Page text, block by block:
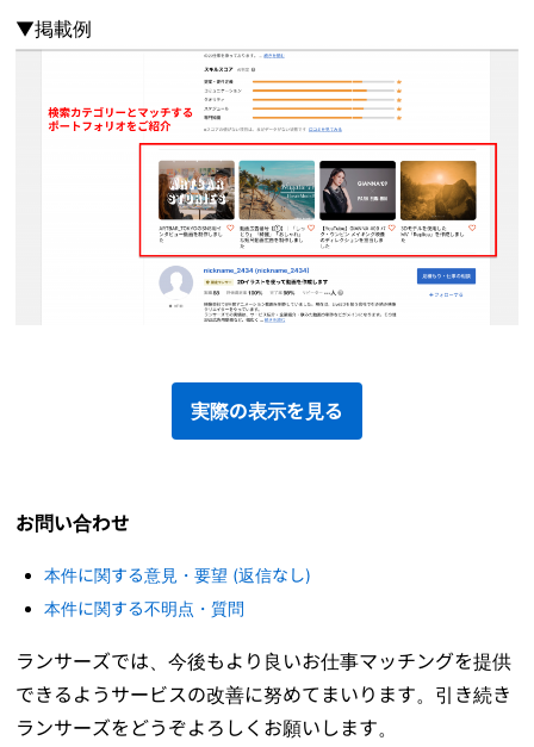
▼掲載例
実際の表示を見る
お問い合わせ
本件に関する意見・要望 (返信なし)
本件に関する不明点・質問
ランサーズでは、今後もより良いお仕事マッチングを提供
できるようサービスの改善に努めてまいります。引き続き
ランサーズをどうぞよろしくお願いします。